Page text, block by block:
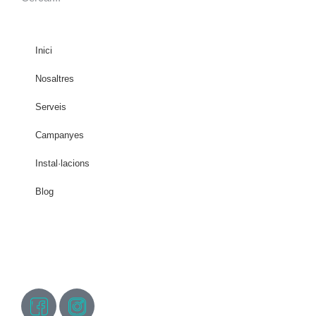
Inici
Nosaltres
Serveis
Campanyes
Instal·lacions
Blog